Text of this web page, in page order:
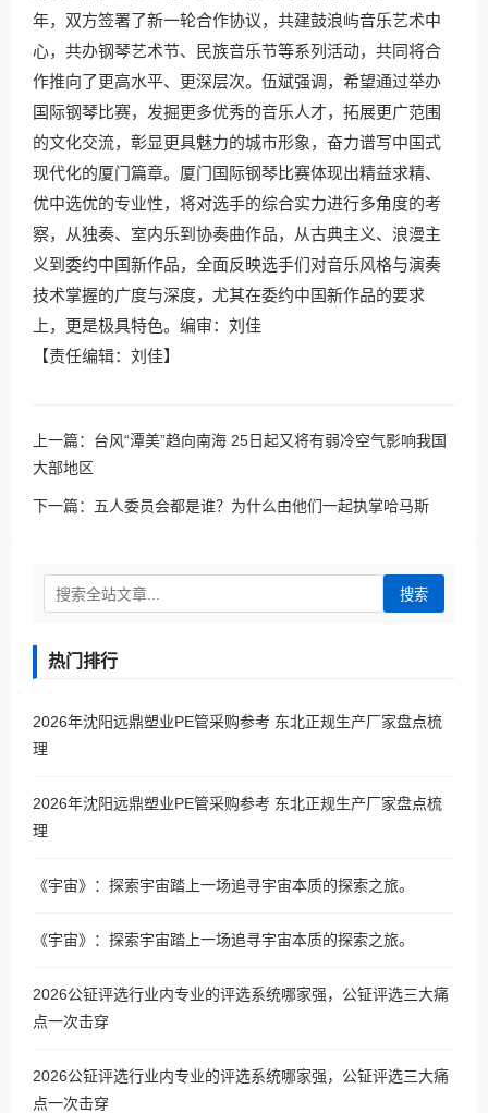
年，双方签署了新一轮合作协议，共建鼓浪屿音乐艺术中
心，共办钢琴艺术节、民族音乐节等系列活动，共同将合
作推向了更高水平、更深层次。伍斌强调，希望通过举办
国际钢琴比赛，发掘更多优秀的音乐人才，拓展更广范围
的文化交流，彰显更具魅力的城市形象，奋力谱写中国式
现代化的厦门篇章。厦门国际钢琴比赛体现出精益求精、
优中选优的专业性，将对选手的综合实力进行多角度的考
察，从独奏、室内乐到协奏曲作品，从古典主义、浪漫主
义到委约中国新作品，全面反映选手们对音乐风格与演奏
技术掌握的广度与深度，尤其在委约中国新作品的要求
上，更是极具特色。编审：刘佳
【责任编辑：刘佳】
上一篇： 台风“潭美”趋向南海 25日起又将有弱冷空气影响我国
大部地区
下一篇： 五人委员会都是谁？为什么由他们一起执掌哈马斯
搜索
热门排行
2026年沈阳远鼎塑业PE管采购参考 东北正规生产厂家盘点梳
理
2026年沈阳远鼎塑业PE管采购参考 东北正规生产厂家盘点梳
理
《宇宙》：探索宇宙踏上一场追寻宇宙本质的探索之旅。
《宇宙》：探索宇宙踏上一场追寻宇宙本质的探索之旅。
2026公钲评选行业内专业的评选系统哪家强，公钲评选三大痛
点一次击穿
2026公钲评选行业内专业的评选系统哪家强，公钲评选三大痛
点一次击穿